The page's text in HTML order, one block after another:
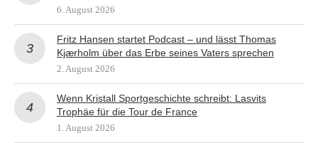
6. August 2026
Fritz Hansen startet Podcast – und lässt Thomas
Kjærholm über das Erbe seines Vaters sprechen
2. August 2026
Wenn Kristall Sportgeschichte schreibt: Lasvits
Trophäe für die Tour de France
1. August 2026